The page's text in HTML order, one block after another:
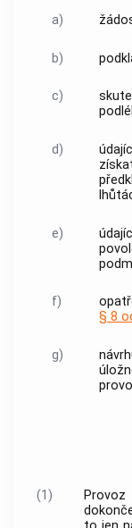
a)
b)
c)
d)
e)
f)
§ 8
g)
(1) Provoz